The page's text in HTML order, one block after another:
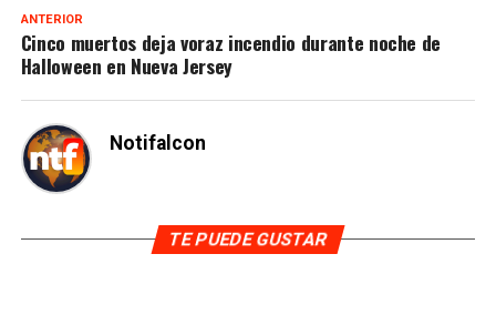
ANTERIOR
Cinco muertos deja voraz incendio durante noche de
Halloween en Nueva Jersey
Notifalcon
TE PUEDE GUSTAR